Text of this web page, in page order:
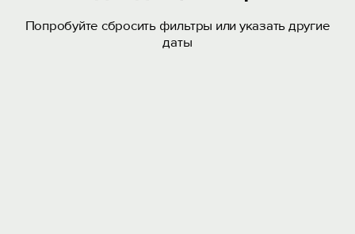
Попробуйте сбросить фильтры или указать другие
даты